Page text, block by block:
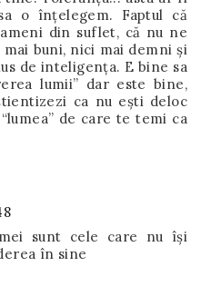
o înțelegem. Faptul că
din suflet, că nu ne
mai buni, nici mai demni și
de inteligența. E bine sa
lumii” dar este bine,
ca nu ești deloc
de care te temi ca
sunt cele care nu își
în sine